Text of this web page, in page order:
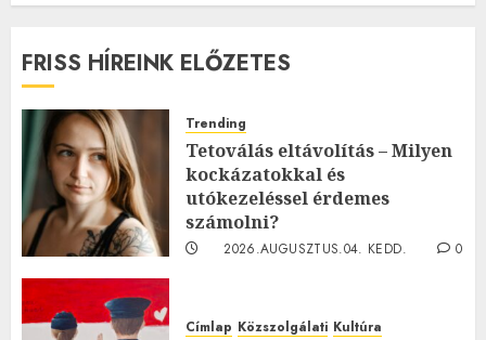
FRISS HÍREINK ELŐZETES
Trending
Tetoválás eltávolítás – Milyen
kockázatokkal és
utókezeléssel érdemes
számolni?
2026.AUGUSZTUS.04. KEDD.
0
Címlap Közszolgálati Kultúra